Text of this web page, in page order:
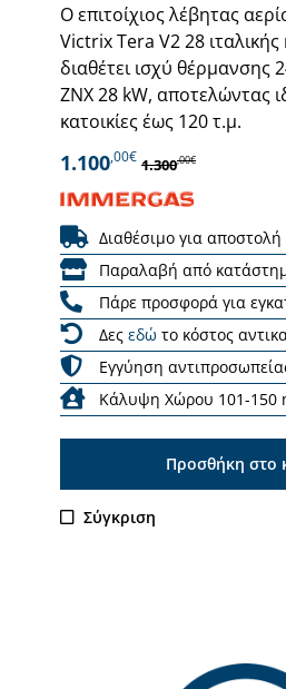
Ο επιτοίχιος λέβητας
Victrix Tera V2 28
διαθέτει ισχύ θέρμανσης
ΖΝΧ 28 kW, αποτελώντας
κατοικίες έως 120 τ.μ.
1.100,00€ 1.300,00€
Διαθέσιμο για
Παραλαβή από
Πάρε προσφορά για
Δες εδώ το κόστος
Εγγύηση
Κάλυψη Χώρου 101-150
Προσθήκη στο
Σύγκριση